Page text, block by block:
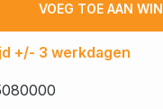
VOEG TOE AAN
+/- 3 werkdagen